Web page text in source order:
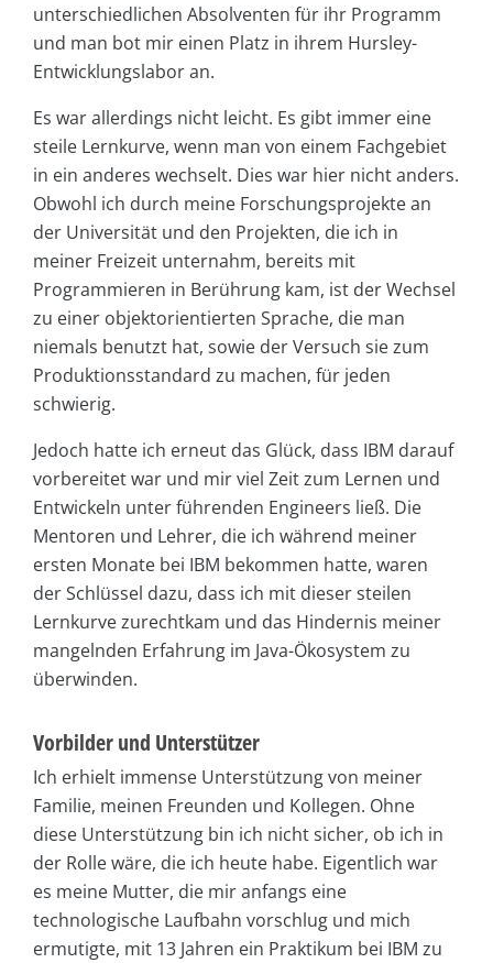
unterschiedlichen Absolventen für ihr Programm
und man bot mir einen Platz in ihrem Hursley-
Entwicklungslabor an.
Es war allerdings nicht leicht. Es gibt immer eine
steile Lernkurve, wenn man von einem Fachgebiet
in ein anderes wechselt. Dies war hier nicht anders.
Obwohl ich durch meine Forschungsprojekte an
der Universität und den Projekten, die ich in
meiner Freizeit unternahm, bereits mit
Programmieren in Berührung kam, ist der Wechsel
zu einer objektorientierten Sprache, die man
niemals benutzt hat, sowie der Versuch sie zum
Produktionsstandard zu machen, für jeden
schwierig.
Jedoch hatte ich erneut das Glück, dass IBM darauf
vorbereitet war und mir viel Zeit zum Lernen und
Entwickeln unter führenden Engineers ließ. Die
Mentoren und Lehrer, die ich während meiner
ersten Monate bei IBM bekommen hatte, waren
der Schlüssel dazu, dass ich mit dieser steilen
Lernkurve zurechtkam und das Hindernis meiner
mangelnden Erfahrung im Java-Ökosystem zu
überwinden.
Vorbilder und Unterstützer
Ich erhielt immense Unterstützung von meiner
Familie, meinen Freunden und Kollegen. Ohne
diese Unterstützung bin ich nicht sicher, ob ich in
der Rolle wäre, die ich heute habe. Eigentlich war
es meine Mutter, die mir anfangs eine
technologische Laufbahn vorschlug und mich
ermutigte, mit 13 Jahren ein Praktikum bei IBM zu